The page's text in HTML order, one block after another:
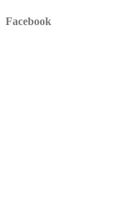
Facebook